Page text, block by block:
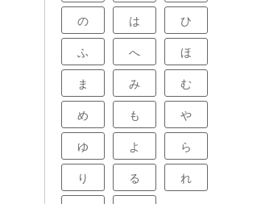
の は ひ
ふ へ ほ
ま み む
め も や
ゆ よ ら
り る れ